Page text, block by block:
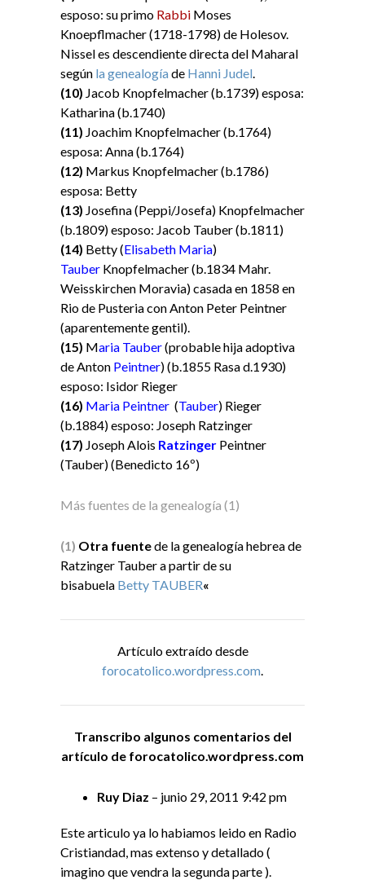
esposo: su primo Rabbi Moses
Knoepflmacher (1718-1798) de Holesov.
Nissel es descendiente directa del Maharal
según la genealogíade Hanni Judel.
(10) Jacob Knopfelmacher (b.1739) esposa:
Katharina (b.1740)
(11) Joachim Knopfelmacher (b.1764)
esposa: Anna (b.1764)
(12) Markus Knopfelmacher (b.1786)
esposa: Betty
(13) Josefina (Peppi/Josefa) Knopfelmacher
(b.1809) esposo: Jacob Tauber (b.1811)
(14) Betty (Elisabeth Maria)
Tauber Knopfelmacher (b.1834 Mahr.
Weisskirchen Moravia) casada en 1858 en
Rio de Pusteria con Anton Peter Peintner
(aparentemente gentil).
(15) Maria Tauber(probable hija adoptiva
de Anton Peintner) (b.1855 Rasa d.1930)
esposo: Isidor Rieger
(16) Maria Peintner (Tauber) Rieger
(b.1884) esposo: Joseph Ratzinger
(17) Joseph Alois Ratzinger Peintner
(Tauber) (Benedicto 16º)
Más fuentes de la genealogía (1)
(1) Otra fuentede la genealogía hebrea de
Ratzinger Tauber a partir de su
bisabuela Betty TAUBER«
Artículo extraído desde
forocatolico.wordpress.com.
Transcribo algunos comentarios del
artículo de forocatolico.wordpress.com
Ruy Diaz – junio 29, 2011 9:42 pm
Este articulo ya lo habiamos leido en Radio
Cristiandad, mas extenso y detallado (
imagino que vendra la segunda parte ).